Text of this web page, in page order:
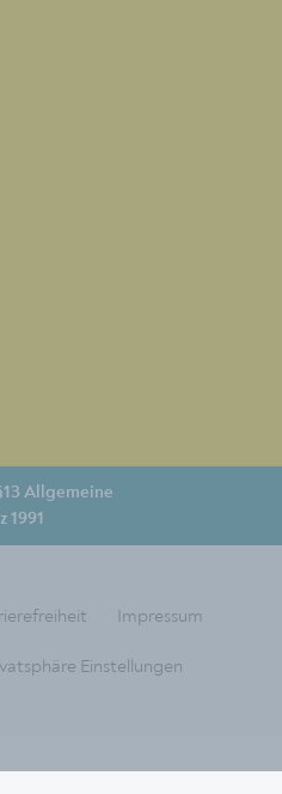
Allgemeine
1991
Impressum
Einstellungen